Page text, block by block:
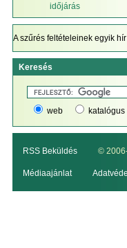
időjárás
A szűrés feltételeinek egyik hír
Keresés
web katalógus
RSS Beküldés ©
Médiaajánlat